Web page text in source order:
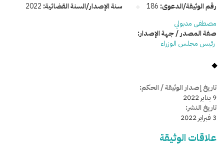
رقم الوثيقة/الدعوى: 186 سنة الإصدار/السنة القضائية: 2022
مصطفى مدبولي
صفة المصدر / جهة الإصدار:
رئيس مجلس الوزراء
تاريخ إصدار الوثيقة / الحكم:
9 يناير 2022
تاريخ النشر:
3 فبراير 2022
علاقات الوثيقة